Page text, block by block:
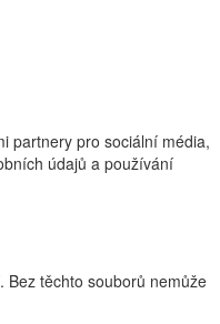
partnery pro sociální média,
údajů a používání
Bez těchto souborů nemůže